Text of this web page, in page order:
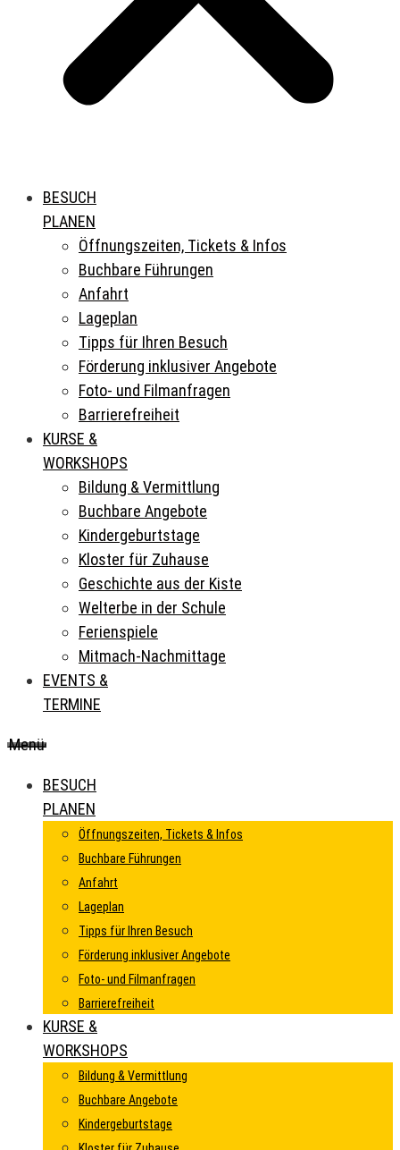
BESUCH
PLANEN
Öffnungszeiten, Tickets & Infos
Buchbare Führungen
Anfahrt
Lageplan
Tipps für Ihren Besuch
Förderung inklusiver Angebote
Foto- und Filmanfragen
Barrierefreiheit
KURSE &
WORKSHOPS
Bildung & Vermittlung
Buchbare Angebote
Kindergeburtstage
Kloster für Zuhause
Geschichte aus der Kiste
Welterbe in der Schule
Ferienspiele
Mitmach-Nachmittage
EVENTS &
TERMINE
Menü
BESUCH
PLANEN
Öffnungszeiten, Tickets & Infos
Buchbare Führungen
Anfahrt
Lageplan
Tipps für Ihren Besuch
Förderung inklusiver Angebote
Foto- und Filmanfragen
Barrierefreiheit
KURSE &
WORKSHOPS
Bildung & Vermittlung
Buchbare Angebote
Kindergeburtstage